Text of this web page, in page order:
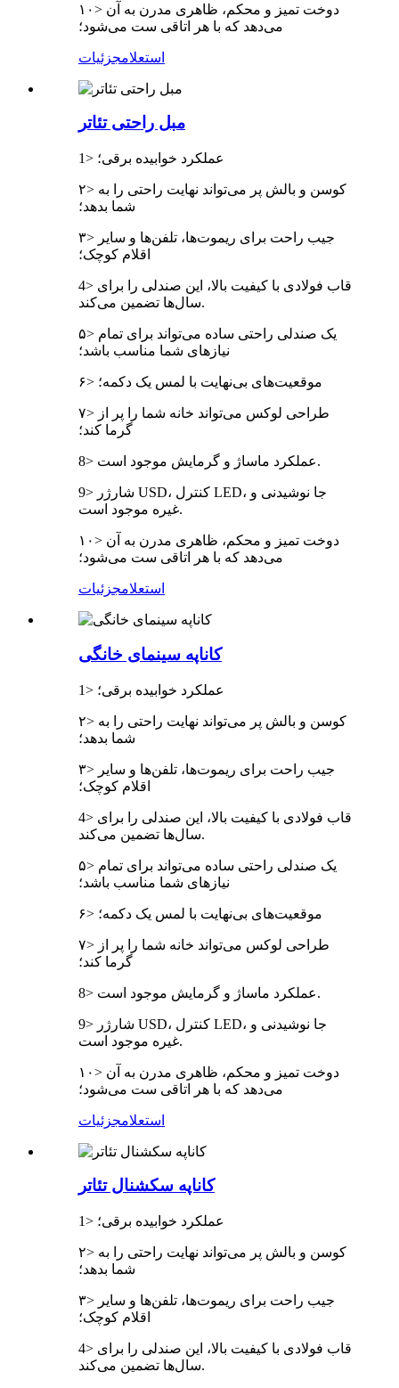
۱۰> دوخت تمیز و محکم، ظاهری مدرن به آن
می‌دهد که با هر اتاقی ست می‌شود؛
استعلامجزئیات
مبل راحتی تئاتر
1> عملکرد خوابیده برقی؛
۲> کوسن و بالش پر می‌تواند نهایت راحتی را به
شما بدهد؛
۳> جیب راحت برای ریموت‌ها، تلفن‌ها و سایر
اقلام کوچک؛
4> قاب فولادی با کیفیت بالا، این صندلی را برای
سال‌ها تضمین می‌کند.
۵> یک صندلی راحتی ساده می‌تواند برای تمام
نیازهای شما مناسب باشد؛
۶> موقعیت‌های بی‌نهایت با لمس یک دکمه؛
۷> طراحی لوکس می‌تواند خانه شما را پر از
گرما کند؛
8> عملکرد ماساژ و گرمایش موجود است.
9> شارژر USD، کنترل LED، جا نوشیدنی و
غیره موجود است.
۱۰> دوخت تمیز و محکم، ظاهری مدرن به آن
می‌دهد که با هر اتاقی ست می‌شود؛
استعلامجزئیات
کاناپه سینمای خانگی
1> عملکرد خوابیده برقی؛
۲> کوسن و بالش پر می‌تواند نهایت راحتی را به
شما بدهد؛
۳> جیب راحت برای ریموت‌ها، تلفن‌ها و سایر
اقلام کوچک؛
4> قاب فولادی با کیفیت بالا، این صندلی را برای
سال‌ها تضمین می‌کند.
۵> یک صندلی راحتی ساده می‌تواند برای تمام
نیازهای شما مناسب باشد؛
۶> موقعیت‌های بی‌نهایت با لمس یک دکمه؛
۷> طراحی لوکس می‌تواند خانه شما را پر از
گرما کند؛
8> عملکرد ماساژ و گرمایش موجود است.
9> شارژر USD، کنترل LED، جا نوشیدنی و
غیره موجود است.
۱۰> دوخت تمیز و محکم، ظاهری مدرن به آن
می‌دهد که با هر اتاقی ست می‌شود؛
استعلامجزئیات
کاناپه سکشنال تئاتر
1> عملکرد خوابیده برقی؛
۲> کوسن و بالش پر می‌تواند نهایت راحتی را به
شما بدهد؛
۳> جیب راحت برای ریموت‌ها، تلفن‌ها و سایر
اقلام کوچک؛
4> قاب فولادی با کیفیت بالا، این صندلی را برای
سال‌ها تضمین می‌کند.